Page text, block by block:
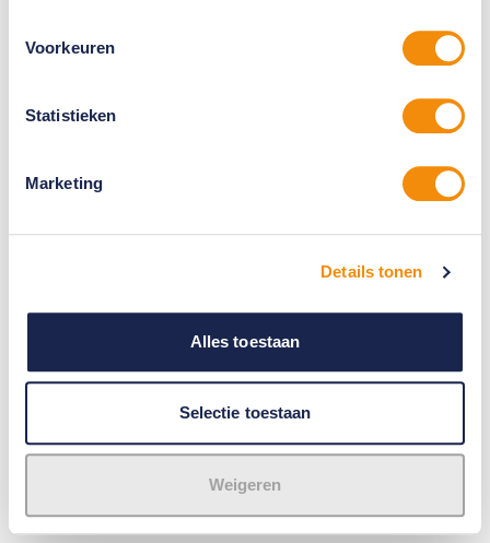
Voorkeuren
Statistieken
Marketing
Details tonen
Alles toestaan
Selectie toestaan
Weigeren